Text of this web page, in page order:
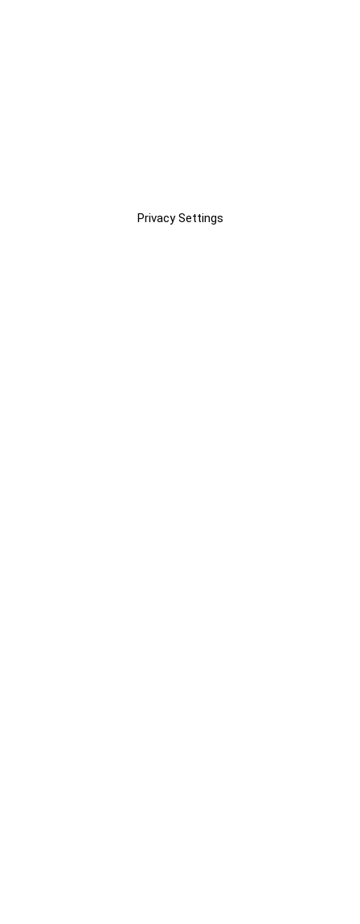
Privacy Settings